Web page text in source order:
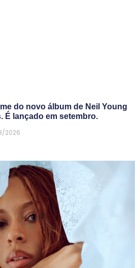
do novo álbum de Neil Young
É lançado em setembro.
2026